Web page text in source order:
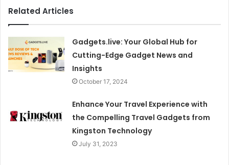
Related Articles
Gadgets.live: Your Global Hub for
Cutting-Edge Gadget News and
Insights
October 17, 2024
Enhance Your Travel Experience with
the Compelling Travel Gadgets from
Kingston Technology
July 31, 2023